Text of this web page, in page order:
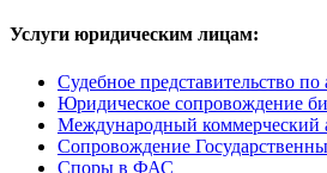
Услуги юридическим лицам:
Судебное представительство
Юридическое сопровождение
Международный коммерческий
Сопровождение
Споры в ФАС